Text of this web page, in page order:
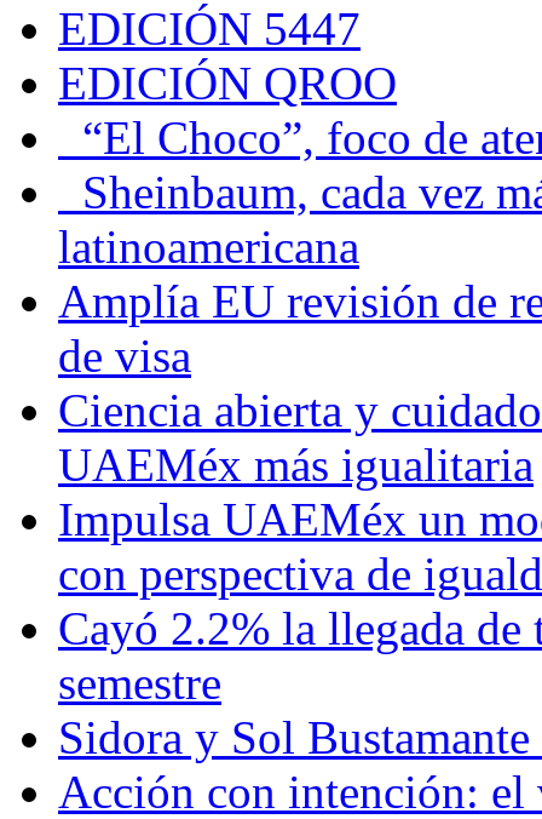
EDICIÓN 5447
EDICIÓN QROO
“El Choco”, foco de
Sheinbaum, cada vez
latinoamericana
Amplía EU revisión de
de visa
Ciencia abierta y
UAEMéx más igualitaria
Impulsa UAEMéx un
con perspectiva de
Cayó 2.2% la llegada de
semestre
Sidora y Sol
Acción con intención: el